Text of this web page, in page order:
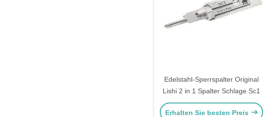
Edelstahl-Sperrspalter Original
Lishi 2 in 1 Spalter Schlage Sc1
Erhalten Sie besten Preis